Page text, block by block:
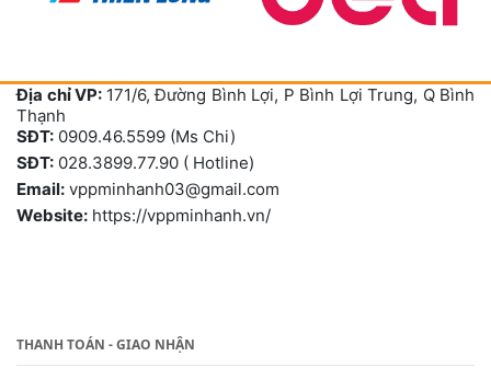
Địa chỉ VP: 171/6, Đường Bình Lợi, P Bình Lợi Trung, Q Bình
Thạnh
SĐT: 0909.46.5599 (Ms Chi)
SĐT: 028.3899.77.90 ( Hotline)
Email: vppminhanh03@gmail.com
Website: https://vppminhanh.vn/
THANH TOÁN - GIAO NHẬN